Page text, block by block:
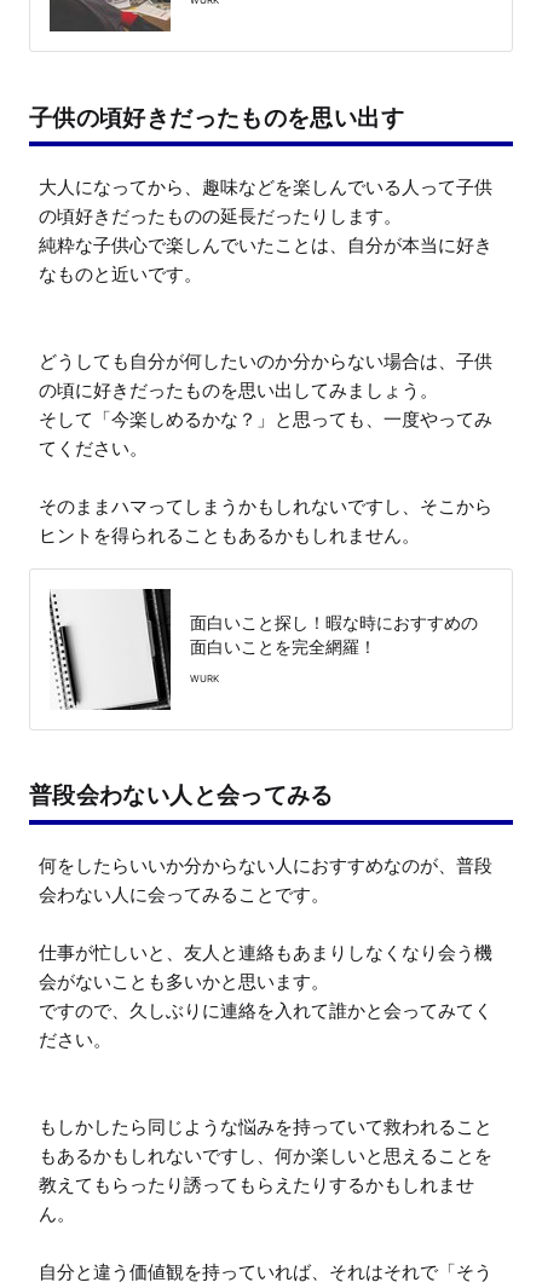
子供の頃好きだったものを思い出す
大人になってから、趣味などを楽しんでいる人って子供
の頃好きだったものの延長だったりします。
純粋な子供心で楽しんでいたことは、自分が本当に好き
なものと近いです。
どうしても自分が何したいのか分からない場合は、子供
の頃に好きだったものを思い出してみましょう。
そして「今楽しめるかな？」と思っても、一度やってみ
てください。
そのままハマってしまうかもしれないですし、そこから
面白いこと探し！暇な時におすすめの
面白いことを完全網羅！
WURK
普段会わない人と会ってみる
何をしたらいいか分からない人におすすめなのが、普段
会わない人に会ってみることです。
仕事が忙しいと、友人と連絡もあまりしなくなり会う機
会がないことも多いかと思います。
ですので、久しぶりに連絡を入れて誰かと会ってみてく
ださい。
もしかしたら同じような悩みを持っていて救われること
もあるかもしれないですし、何か楽しいと思えることを
教えてもらったり誘ってもらえたりするかもしれませ
ん。
自分と違う価値観を持っていれば、それはそれで「そう